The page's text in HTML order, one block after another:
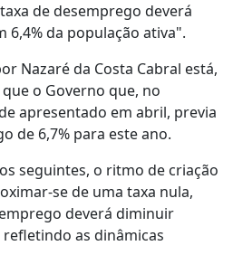
de desemprego deverá
6,4% da população ativa".
Nazaré da Costa Cabral está,
o Governo que, no
apresentado em abril, previa
de 6,7% para este ano.
seguintes, o ritmo de criação
se de uma taxa nula,
deverá diminuir
as dinâmicas